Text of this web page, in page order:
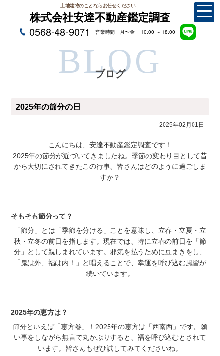
土地建物のことならお任せください
株式会社安達不動産鑑定調査
0568-48-9071 営業時間 月〜金 10:00 ～ 18:00
BLOG
ブログ
2025年の節分の日
2025年02月01日
こんにちは、安達不動産鑑定調査です！
2025年の節分が近づいてきましたね。季節の変わり目として昔
から大切にされてきたこの行事、皆さんはどのように過ごしま
すか？
そもそも節分って？
「節分」とは「季節を分ける」ことを意味し、立春・立夏・立
秋・立冬の前日を指します。現在では、特に立春の前日を「節
分」として親しまれています。邪気を払うために豆まきをし、
「鬼は外、福は内！」と唱えることで、幸運を呼び込む風習が
続いています。
2025年の恵方は？
節分といえば「恵方巻」！2025年の恵方は「西南西」です。願
い事をしながら無言で丸かぶりすると、福を呼び込むとされて
います。皆さんもぜひ試してみてくださいね。